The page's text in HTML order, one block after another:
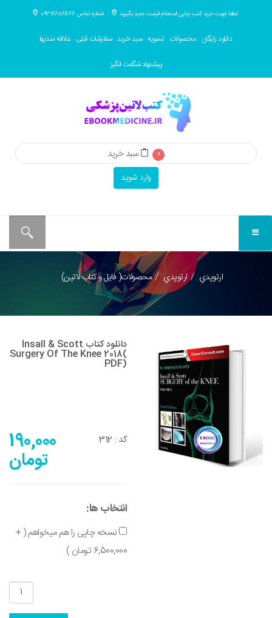
شماره تماس 09371686566 لطفا جهت خرید کتب چاپی استعلام قیمت جدید بگیرید
علاقه مندیها سفارشات قبلی سبد خرید تسویه محصولات دانلود رایگان
پیشنهاد شگفت انگیز
سبد خرید 0
وارد شوید
محصولات( فایل و کتاب لاتین) ارتوپدي ارتوپدي
دانلود کتاب Insall & Scott
Surgery Of The Knee 2018(
PDF)
190,000
تومان
کد : 312
انتخاب ها:
نسخه چاپی را هم میخواهم ( +
6,500,000 تومان )